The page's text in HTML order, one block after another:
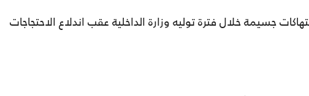
جسيمة خلال فترة توليه وزارة الداخلية عقب اندلاع الاحتجاجات